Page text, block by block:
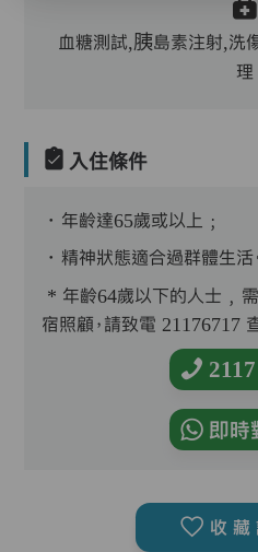
血糖測試,胰島素注射,洗
理
入住條件
．年齡達65歲或以上﹔
．精神狀態適合過群體生活
* 年齡64歲以下的人士﹐
宿照顧，請致電 21176717
即時
收藏